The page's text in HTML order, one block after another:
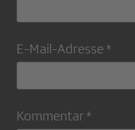
E-Mail-Adresse *
Kommentar *